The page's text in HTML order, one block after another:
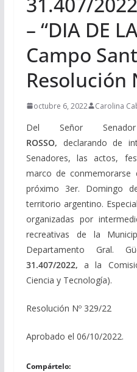
– “DIA DE
Campo
Resolución
octubre 6, 2022 Carolina
Del Señor Senador
ROSSO, declarando de
Senadores, las actos,
marco de conmemorarse
próximo 3er. Domingo
territorio argentino.
organizadas por
recreativas de la
Departamento Gral.
31.407/2022, a la
Ciencia y Tecnología).
Resolución Nº 329/22
Aprobado el 06/10/2022.
Compártelo: